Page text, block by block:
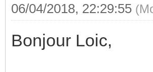
06/04/2018, 22:29:55
Bonjour Loic,